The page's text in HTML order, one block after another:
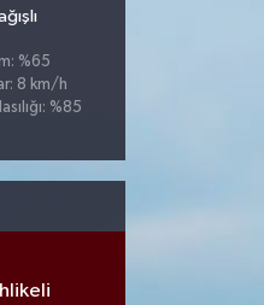
%65
8 km/h
%85